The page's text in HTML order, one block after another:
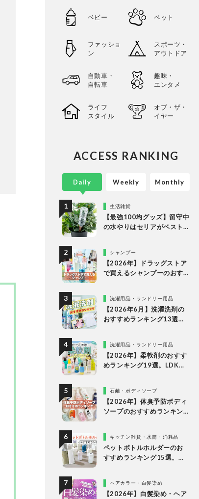
ベビー ペット
ファッショ
ン
スポーツ・
アウトドア
自動車・
自転車
趣味・
エンタメ
ライフ
スタイル
オブ・ザ・
イヤー
ACCESS RANKING
Daily
生活雑貨
【最強100均グッズ】留守中
の水やりはセリアがベスト
シャンプー
【2026年】ドラッグストア
で買えるシャンプーのおす
比較洗濯用品・ランドリー用品
【2026年6月】洗濯洗剤の
おすすめランキング13選。
検証洗濯用品・ランドリー用品
【2026年】柔軟剤のおすす
めランキング19選。LDKが
石鹸・ボディソープ
【2026年】体臭予防ボディ
ソープのおすすめランキン
キッチン雑貨・水筒・消耗品
ペットボトルホルダーのお
すすめランキング15選。
ヘアカラー・白髪染め
【2026年】白髪染め・ヘア
Weekly Monthly